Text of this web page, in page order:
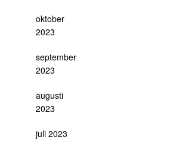
oktober
2023
september
2023
augusti
2023
juli 2023